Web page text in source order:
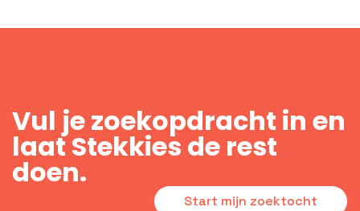
Vul je zoekopdracht in en
laat Stekkies de rest
doen.
Start mijn zoektocht